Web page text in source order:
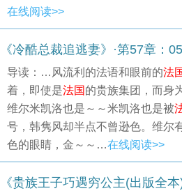
在线阅读>>
《冷酷总裁追逃妻》·第57章：
导读：…风流利的法语和眼前的法
着，即使是法国的贵族集团，而
维尔米凯洛也是～～米凯洛也是被
号，韩隽风却半点不曾逊色。维尔
色的眼睛，金～～…在线阅读>>
《贵族王子巧遇穷公主(出版全